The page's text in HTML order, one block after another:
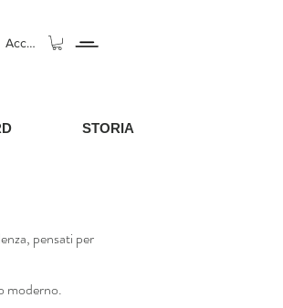
Accedi
STORIA
pensati per
moderno.